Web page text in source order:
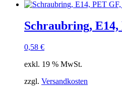
Schraubring,
0,58 €
exkl. 19 % MwSt.
zzgl. Versandkosten